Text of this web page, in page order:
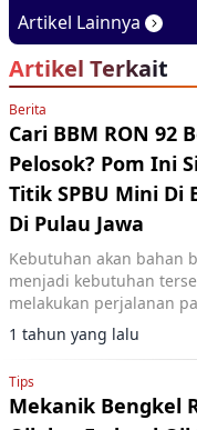
Artikel Lainnya
Artikel Terkait
Berita
Cari BBM RON 92
Pelosok? Pom Ini
Titik SPBU Mini Di
Di Pulau Jawa
Kebutuhan akan bahan
menjadi kebutuhan
melakukan perjalanan
Lebaran.
1 tahun yang lalu
Tips
Mekanik Bengkel